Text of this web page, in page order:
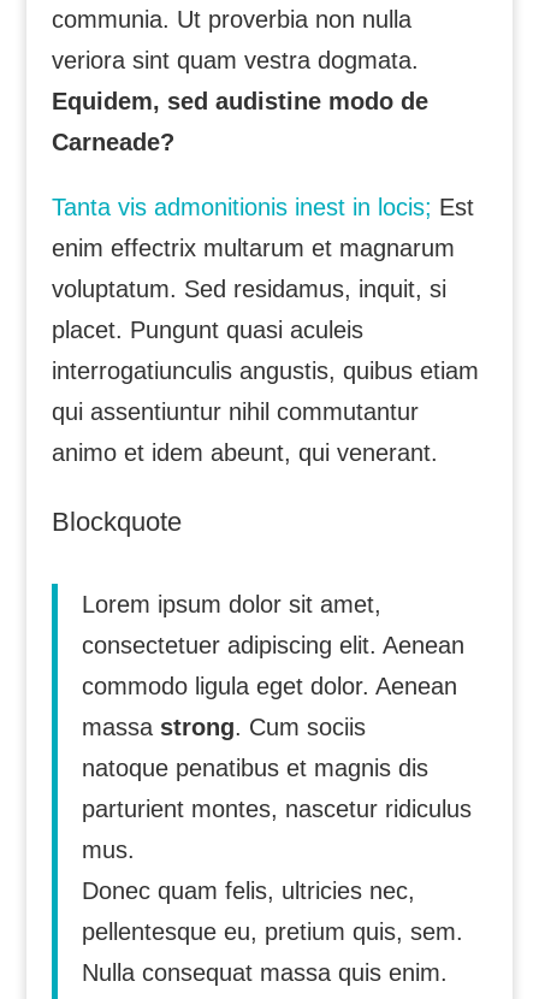
communia. Ut proverbia non nulla
veriora sint quam vestra dogmata.
Equidem, sed audistine modo de
Carneade?
Tanta vis admonitionis inest in locis; Est
enim effectrix multarum et magnarum
voluptatum. Sed residamus, inquit, si
placet. Pungunt quasi aculeis
interrogatiunculis angustis, quibus etiam
qui assentiuntur nihil commutantur
animo et idem abeunt, qui venerant.
Blockquote
Lorem ipsum dolor sit amet,
consectetuer adipiscing elit. Aenean
commodo ligula eget dolor. Aenean
massa strong. Cum sociis
natoque penatibus et magnis dis
parturient montes, nascetur ridiculus
mus.
Donec quam felis, ultricies nec,
pellentesque eu, pretium quis, sem.
Nulla consequat massa quis enim.